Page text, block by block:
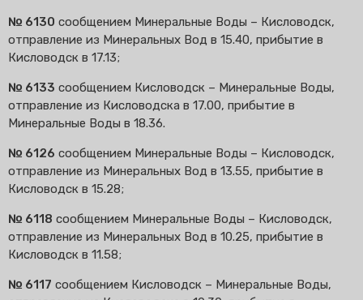
№ 6130 сообщением Минеральные Воды – Кисловодск,
отправление из Минеральных Вод в 15.40, прибытие в
Кисловодск в 17.13;
№ 6133 сообщением Кисловодск – Минеральные Воды,
отправление из Кисловодска в 17.00, прибытие в
Минеральные Воды в 18.36.
№ 6126 сообщением Минеральные Воды – Кисловодск,
отправление из Минеральных Вод в 13.55, прибытие в
Кисловодск в 15.28;
№ 6118 сообщением Минеральные Воды – Кисловодск,
отправление из Минеральных Вод в 10.25, прибытие в
Кисловодск в 11.58;
№ 6117 сообщением Кисловодск – Минеральные Воды,